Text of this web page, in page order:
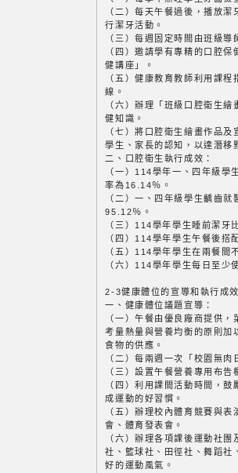
（二）每天午餐過後，播放
行潔牙活動。
（三）每週固定時間由班級
（四）邀請學有專精的口腔
健講座」。
（五）健康教育教師利用課
線。
（六）辦理「班級口腔衛生
健知識。
（七）將口腔衛生繪畫作品
學生、家長的認知，以達潛移
二、口腔衛生執行成效：
（一）114學年一、四年級學
率為16.14％。
（二）一、四年級學生齲齒
95.12％。
（三）114學年學生睡前潔牙
（四）114學年學生午餐後搭
（五）114學年學生在兩餐間
（六）114學年學生每日至少
2-3健康體位的宣導和執行成
一、健康體位議題宣導：
（一）午餐由優良廠商提供
考量熱量與營養均衡的原則加
食物的供應。
（二）每兩週一次「校園無肉
（三）設置午餐營養專用布
（四）利用課間活動時間，
成運動的好習慣。
（五）辦理校內體育競賽與
會、體育發表會。
（六）辦理各項課後運動社
社、籃球社、田徑社、舞蹈社
好的運動風氣。